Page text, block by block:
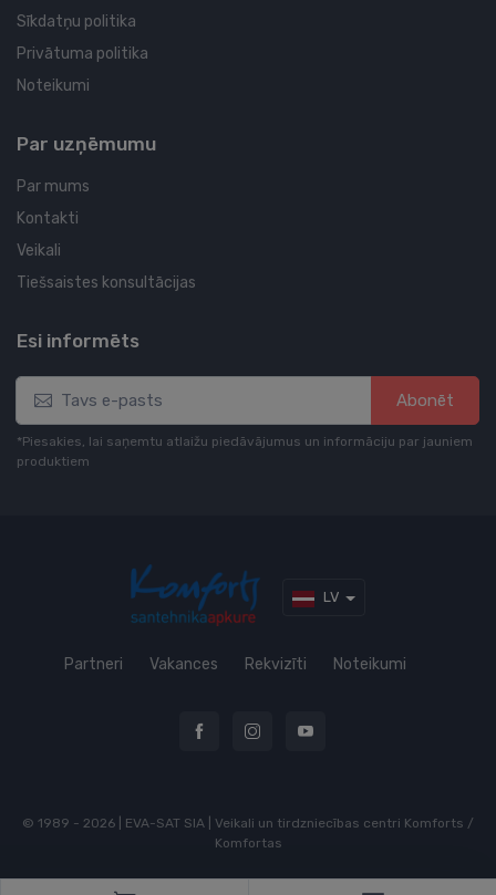
Sīkdatņu politika
Privātuma politika
Noteikumi
Par uzņēmumu
Par mums
Kontakti
Veikali
Tiešsaistes konsultācijas
Esi informēts
Abonēt
*Piesakies, lai saņemtu atlaižu piedāvājumus un informāciju par jauniem
produktiem
LV
Partneri Vakances Rekvizīti Noteikumi
© 1989 - 2026 | EVA-SAT SIA | Veikali un tirdzniecības centri Komforts /
Komfortas